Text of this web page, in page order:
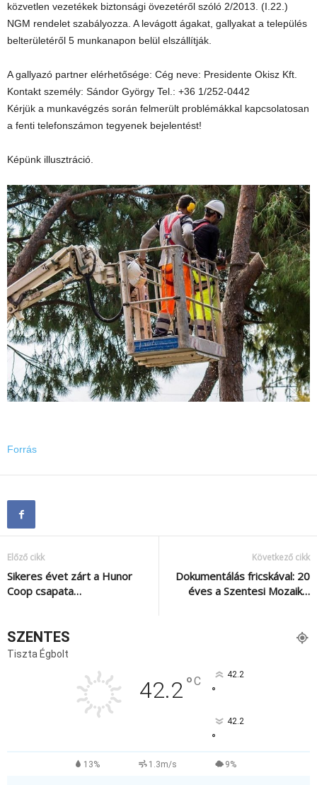
közvetlen vezetékek biztonsági övezetéről szóló 2/2013. (I.22.)
NGM rendelet szabályozza. A levágott ágakat, gallyakat a település
belterületéről 5 munkanapon belül elszállítják.
A gallyazó partner elérhetősége: Cég neve: Presidente Okisz Kft.
Kontakt személy: Sándor György Tel.: +36 1/252-0442
Kérjük a munkavégzés során felmerült problémákkal kapcsolatosan
a fenti telefonszámon tegyenek bejelentést!
Képünk illusztráció.
Forrás
Előző cikk
Sikeres évet zárt a Hunor
Coop csapata…
Következő cikk
Dokumentálás fricskával: 20
éves a Szentesi Mozaik…
SZENTES
Tiszta Égbolt
42.2°C 42.2
°
42.2
°
13% 1.3m/s 9%